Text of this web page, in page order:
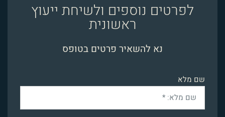
לפרטים נוספים ולשיחת ייעוץ
ראשונית
נא להשאיר פרטים בטופס
שם מלא